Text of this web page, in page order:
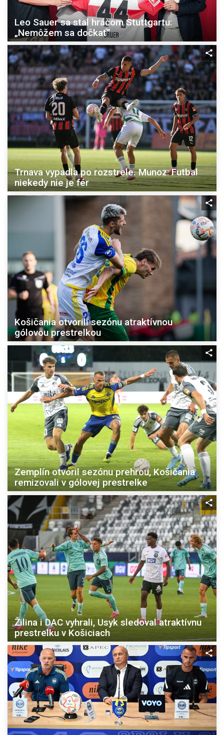
Leo Sauer sa stal hráčom Stuttgartu:
„Nemôžem sa dočkať“
Trnava vypadla po rozstrele. Munoz: Futbal
niekedy nie je fér
Košičania otvorili sezónu atraktívnou
gólovou prestrelkou
Zemplín otvoril sezónu prehrou, Košičania
remizovali v gólovej prestrelke
Žilina i DAC vyhrali, Usyk sledoval atraktívnu
prestrelku v Košiciach